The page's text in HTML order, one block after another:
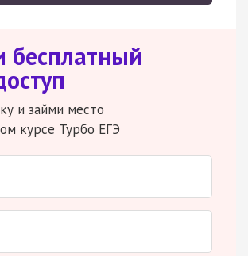
бесплатный
и займи место
курсе Турбо ЕГЭ